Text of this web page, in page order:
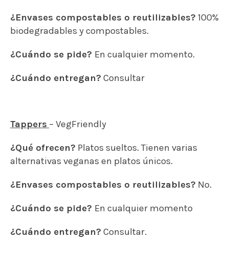
¿Envases compostables o reutilizables? 100%
biodegradables y compostables.
¿Cuándo se pide? En cualquier momento.
¿Cuándo entregan? Consultar
Tappers – VegFriendly
¿Qué ofrecen? Platos sueltos. Tienen varias
alternativas veganas en platos únicos.
¿Envases compostables o reutilizables? No.
¿Cuándo se pide? En cualquier momento
¿Cuándo entregan? Consultar.